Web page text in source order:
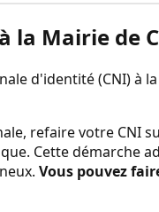
la Mairie de
d'identité (CNI) à la
refaire votre CNI
Cette
. Vous pouvez